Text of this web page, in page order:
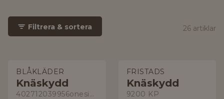
Filtrera & sortera 26 artiklar
BLÅKLÄDER
Knäskydd
402712039956onesize
FRISTADS
Knäskydd
9200 KP